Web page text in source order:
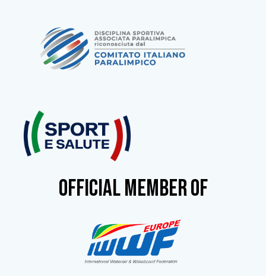
OFFICIAL MEMBER OF